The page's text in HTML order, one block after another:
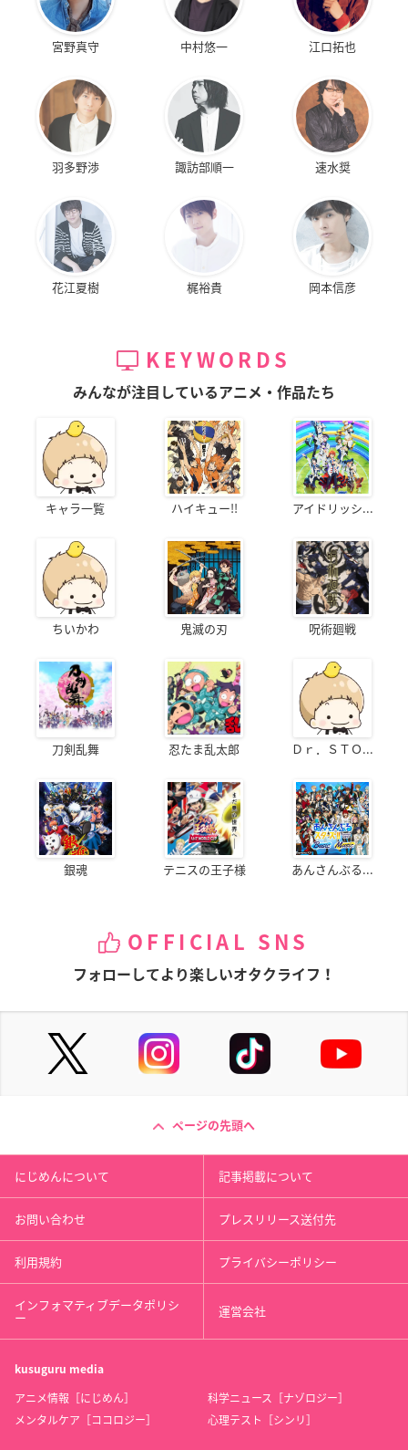
宮野真守 中村悠一 江口拓也
羽多野渉 諏訪部順一 速水奨
花江夏樹 梶裕貴 岡本信彦
KEYWORDS
みんなが注目しているアニメ・作品たち
キャラ一覧 ハイキュー!! アイドリッシ...
ちいかわ 鬼滅の刃 呪術廻戦
刀剣乱舞 忍たま乱太郎 Ｄｒ．ＳＴＯ...
銀魂 テニスの王子様 あんさんぶる...
OFFICIAL SNS
フォローしてより楽しいオタクライフ！
ページの先頭へ
にじめんについて 記事掲載について
お問い合わせ プレスリリース送付先
利用規約 プライバシーポリシー
インフォマティブデータポリシ
ー 運営会社
kusuguru media
アニメ情報［にじめん］
科学ニュース［ナゾロジー］
メンタルケア［ココロジー］
心理テスト［シンリ］